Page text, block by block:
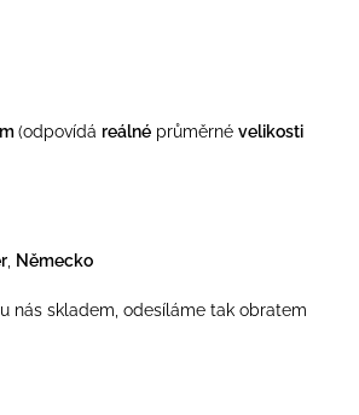
(odpovídá reálné průměrné velikosti
Německo
nás skladem, odesíláme tak obratem